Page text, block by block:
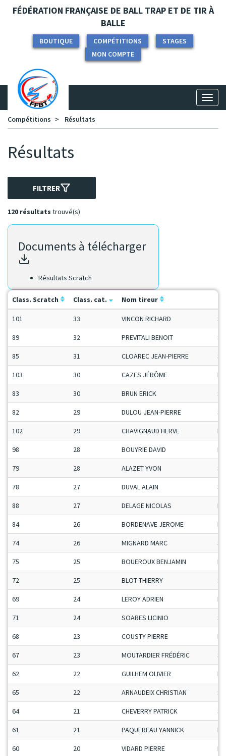
Panneau de gestion des cookies
FÉDÉRATION FRANÇAISE DE BALL TRAP ET DE TIR À
BALLE
BOUTIQUE COMPÉTITIONS
STAGES
MON COMPTE
Compétitions
Résultats
Résultats
FILTRER
120 résultats trouvé(s)
Documents à télécharger
Résultats Scratch
Class. Scratch Class. cat. Nom tireur
101 33 VINCON RICHARD
89 32 PREVITALI BENOIT
85 31 CLOAREC JEAN-PIERRE
103 30 CAZES JÉRÔME
83 30 BRUN ERICK
82 29 DULOU JEAN-PIERRE
102 29 CHAVIGNAUD HERVE
98 28 BOUYRIE DAVID
79 28 ALAZET YVON
78 27 DUVAL ALAIN
88 27 DELAGE NICOLAS
84 26 BORDENAVE JEROME
74 26 MIGNARD MARC
75 25 BOUEROUX BENJAMIN
72 25 BLOT THIERRY
69 24 LEROY ADRIEN
71 24 SOARES LICINIO
68 23 COUSTY PIERRE
67 23 MOUTARDIER FRÉDÉRIC
62 22 GUILHEM OLIVIER
65 22 ARNAUDEIX CHRISTIAN
64 21 CHEVERRY PATRICK
61 21 PAQUEREAU YANNICK
60 20 VIDARD PIERRE